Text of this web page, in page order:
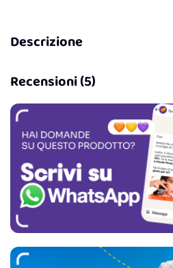
Descrizione
Recensioni (5)